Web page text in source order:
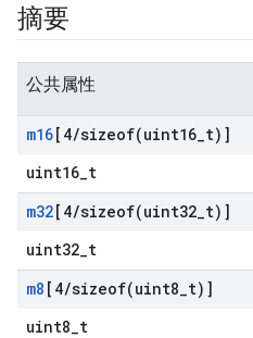
摘要
公共属性
m16[4/sizeof(uint16 t)]
uint16_t
m32[4/sizeof(uint32 t)]
uint32_t
m8 [4/sizeof(uint8 t)]
uint8_t